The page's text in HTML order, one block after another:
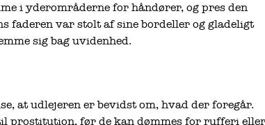
i yderområderne for håndører, og pres den
faderen var stolt af sine bordeller og gladeligt
sig bag uvidenhed.
at udlejeren er bevidst om, hvad der foregår.
prostitution, før de kan dømmes for rufferi eller